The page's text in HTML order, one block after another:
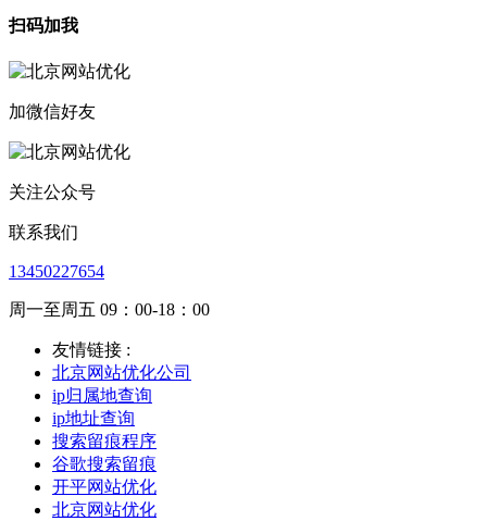
扫码加我
加微信好友
关注公众号
联系我们
13450227654
周一至周五 09：00-18：00
友情链接 :
北京网站优化公司
ip归属地查询
ip地址查询
搜索留痕程序
谷歌搜索留痕
开平网站优化
北京网站优化